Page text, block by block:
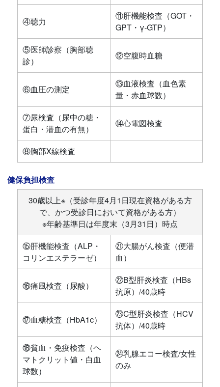
④聴力
⑪肝機能検査（GOT・
GPT・γ-GTP）
⑤医師診察（胸部聴
診）
⑫空腹時血糖
⑥血圧の測定
⑬血液検査（血色素
量・赤血球数）
⑦尿検査（尿中の糖・
蛋白・潜血の有無）
⑭心電図検査
⑧胸部X線検査
健保負担検査
30歳以上※（受診年度4月1日現在資格がある方
で、かつ受診日において資格がある方）
※年齢基準日は年度末（3月31日）時点
⑮肝機能検査（ALP・
コリンエステラーゼ）
㉑大腸がん検査（便潜
血）
⑯痛風検査（尿酸）
㉒B型肝炎検査（HBs
抗原）/40歳時
⑰血糖検査（HbA1c）
㉓C型肝炎検査（HCV
抗体）/40歳時
⑱貧血・免疫検査（ヘ
マトクリット値・白血
球数）
㉔乳腺エコー検査/女性
のみ